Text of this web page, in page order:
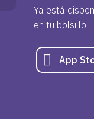
Ya está
en tu bolsillo
App